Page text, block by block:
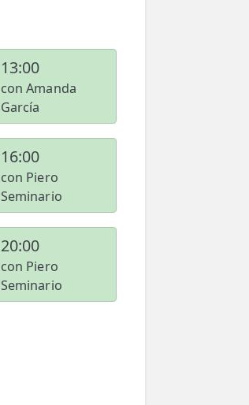
13:00
con Amanda
García
16:00
con Piero
Seminario
20:00
con Piero
Seminario